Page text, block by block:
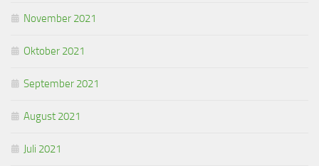
November 2021
Oktober 2021
September 2021
August 2021
Juli 2021